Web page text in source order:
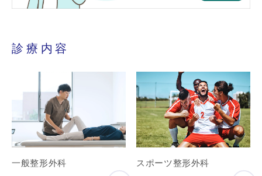
診療内容
一般整形外科 スポーツ整形外科